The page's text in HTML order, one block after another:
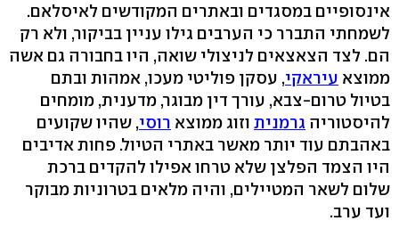
אינסופיים במסגדים ובאתרים המקודשים לאיסלאם.
לשמחתי התברר כי הערבים גילו עניין בביקור, ולא רק
הם. לצד הצאצאים לניצולי שואה, היו בחבורה גם אשה
ממוצא עיראקי, עסקן פוליטי מעכו, אמהות ובתם
בטיול טרום-צבא, עורך דין מבוגר, מדענית, מומחים
להיסטוריה גרמנית וזוג ממוצא רוסי, שהיו שקועים
באהבתם עוד יותר מאשר באתרי הטיול. פחות אדיבים
היו הצמד הפלצן שלא טרחו אפילו להקדים ברכת
שלום לשאר המטיילים, והיה מלאים בטרוניות מבוקר
ועד ערב.